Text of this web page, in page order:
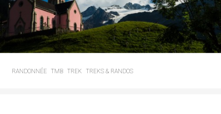
RANDONNÉE TMB TREK TREKS & RANDOS